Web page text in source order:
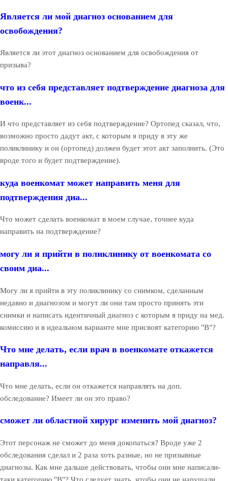
Является ли мой диагноз основанием для
освобождения?
Является ли этот диагноз основанием для освобождения от
призыва?
что из себя представляет подтверждение диагноза для
военк...
И что представляет из себя подтверждение? Ортопед сказал, что,
возможно просто дадут акт, с которым я приду в эту же
поликлинику и он (ортопед) должен будет этот акт заполнить. (Это
вроде того и будет подтверждение).
куда военкомат может направить меня для
подтверждения диа...
Что может сделать военкомат в моем случае, точнее куда
направить на подтверждение?
могу ли я прийти в поликлинику от военкомата со
своим диа...
Могу ли я прийти в эту поликлинику со снимком, сделанным
недавно и диагнозом и могут ли они там просто принять эти
снимки и написать идентичный диагноз с которым я приду на мед.
комиссию и в идеальном варианте мне присвоят категорию "В"?
Что мне делать, если врач в военкомате откажется
направля...
Что мне делать, если он откажется направлять на доп.
обследование? Имеет ли он это право?
сможет ли областной хирург изменить мой диагноз?
Этот персонаж не сможет до меня докопаться? Вроде уже 2
обследования сделал и 2 раза хоть разные, но не призывные
диагнозы. Как мне дальше действовать, чтобы они мне написали-
таки категорию "В"? Что следует знать, чтобы они не нарушали